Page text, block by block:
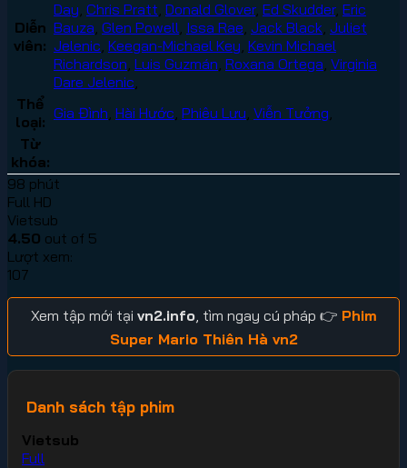
Diễn
viên:
Day Chris Pratt Donald Glover, Ed Skudder, Eric
Bauza Glen Powell Issa Rae Jack Black Juliet
Jelenic Keegan-Michael Key Kevin Michael
Richardson Luis Guzmán Roxana Ortega Virginia
Dare Jelenic
Thể
loại: Gia Đình Hài Hước Phiêu Lưu Viễn Tưởng
Từ
khóa:
98 phút
Full HD
Vietsub
4.50 out of 5
Lượt xem:
107
Xem tập mới tại vn2.info, tìm ngay cú pháp 👉 Phim
Super Mario Thiên Hà vn2
Danh sách tập phim
Vietsub
Full